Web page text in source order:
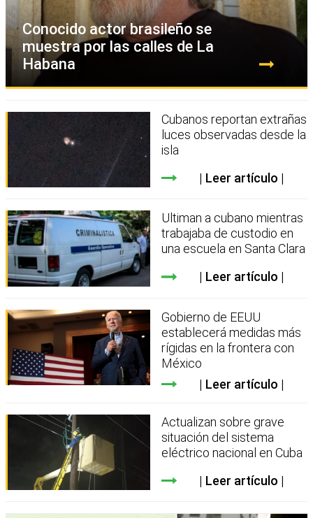
Conocido actor brasileño se
muestra por las calles de La
Habana
Cubanos reportan extrañas
luces observadas desde la
isla
Leer artículo
Ultiman a cubano mientras
trabajaba de custodio en
una escuela en Santa Clara
Leer artículo
Gobierno de EEUU
establecerá medidas más
rígidas en la frontera con
México
Leer artículo
Actualizan sobre grave
situación del sistema
eléctrico nacional en Cuba
Leer artículo